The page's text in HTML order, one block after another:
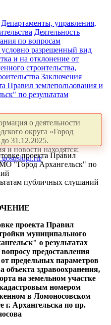
Департаменты, управления,
Деятельность
по вопросам
разрешенный вид
и на отклонение от
строительства,
Заключения
Правил землепользования и
по результатам
о деятельности
округа «Город
31.12.2025.
и новости находятся:
проекта Правил
МО "Город Архангельск" по
публичных слушаний
проекта Правил
муниципального
о результатах
предоставления
предельных параметров
объекта здравоохранения,
на земельном участке
номером
в Ломоносовском
г. Архангельска по пр.